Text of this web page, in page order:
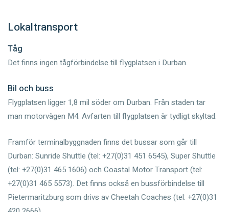
Lokaltransport
Tåg
Det finns ingen tågförbindelse till flygplatsen i Durban.
Bil och buss
Flygplatsen ligger 1,8 mil söder om Durban. Från staden tar
man motorvägen M4. Avfarten till flygplatsen är tydligt skyltad.
Framför terminalbyggnaden finns det bussar som går till
Durban: Sunride Shuttle (tel: +27(0)31 451 6545), Super Shuttle
(tel: +27(0)31 465 1606) och Coastal Motor Transport (tel:
+27(0)31 465 5573). Det finns också en bussförbindelse till
Pietermaritzburg som drivs av Cheetah Coaches (tel: +27(0)31